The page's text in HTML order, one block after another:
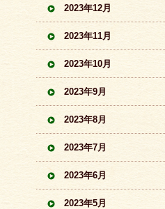
2023年12月
2023年11月
2023年10月
2023年9月
2023年8月
2023年7月
2023年6月
2023年5月